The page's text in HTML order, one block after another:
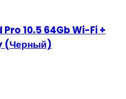
10.5 64Gb Wi-Fi +
(Черный)